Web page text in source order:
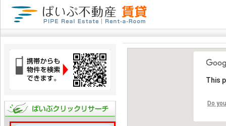
This
Do